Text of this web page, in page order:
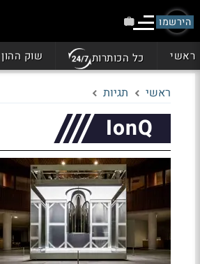
הירשמו
ראשי כל הכותרות שוק ההון
ראשי תגיות
IonQ